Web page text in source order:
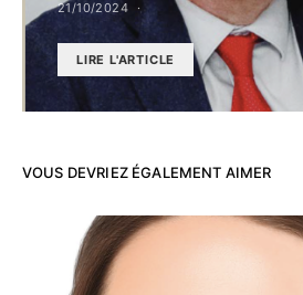
21/10/2024
LIRE L'ARTICLE
VOUS DEVRIEZ ÉGALEMENT AIMER